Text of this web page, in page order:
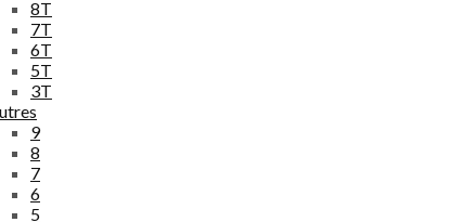
8T
7T
6T
5T
3T
9
8
7
6
5